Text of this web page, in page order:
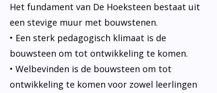
Het fundament van De Hoeksteen bestaat uit
een stevige muur met bouwstenen.
• Een sterk pedagogisch klimaat is de
bouwsteen om tot ontwikkeling te komen.
• Welbevinden is de bouwsteen om tot
ontwikkeling te komen voor zowel leerlingen